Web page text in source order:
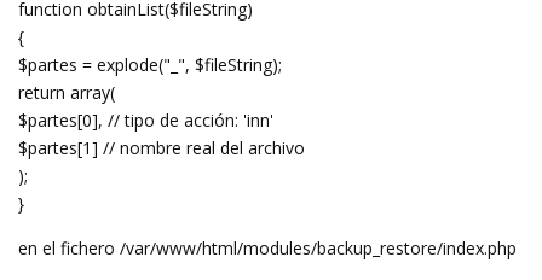
function obtainList($fileString)
{
$partes = explode("_", $fileString);
return array(
$partes[0], // tipo de acción: 'inn'
$partes[1] // nombre real del archivo
);
}
en el fichero /var/www/html/modules/backup_restore/index.php